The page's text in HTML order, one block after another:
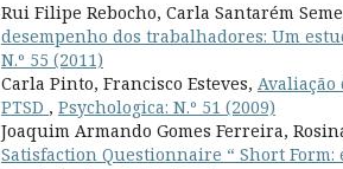
Rui Filipe Rebocho, Carla Santarém
desempenho dos trabalhadores: Um
N.º 55 (2011)
Carla Pinto, Francisco Esteves, Avaliação
PTSD , Psychologica: N.º 51 (2009)
Joaquim Armando Gomes Ferreira,
Satisfaction Questionnaire “ Short